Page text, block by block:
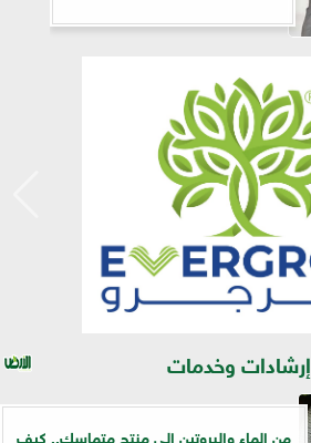
إرشادات وخدمات
من الماء والبروتين إلى منتج متماسك.. كيف